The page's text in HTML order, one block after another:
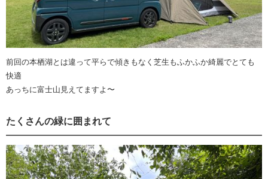
前回の本栖湖とは違って平らで傾きもなく芝生もふかふか綺麗でとても
快適
あっちに富士山見えてますよ〜
たくさんの緑に囲まれて